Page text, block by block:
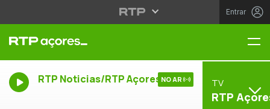
Entrar
RTP Noticias/RTP Açores NO AR TV
RTP